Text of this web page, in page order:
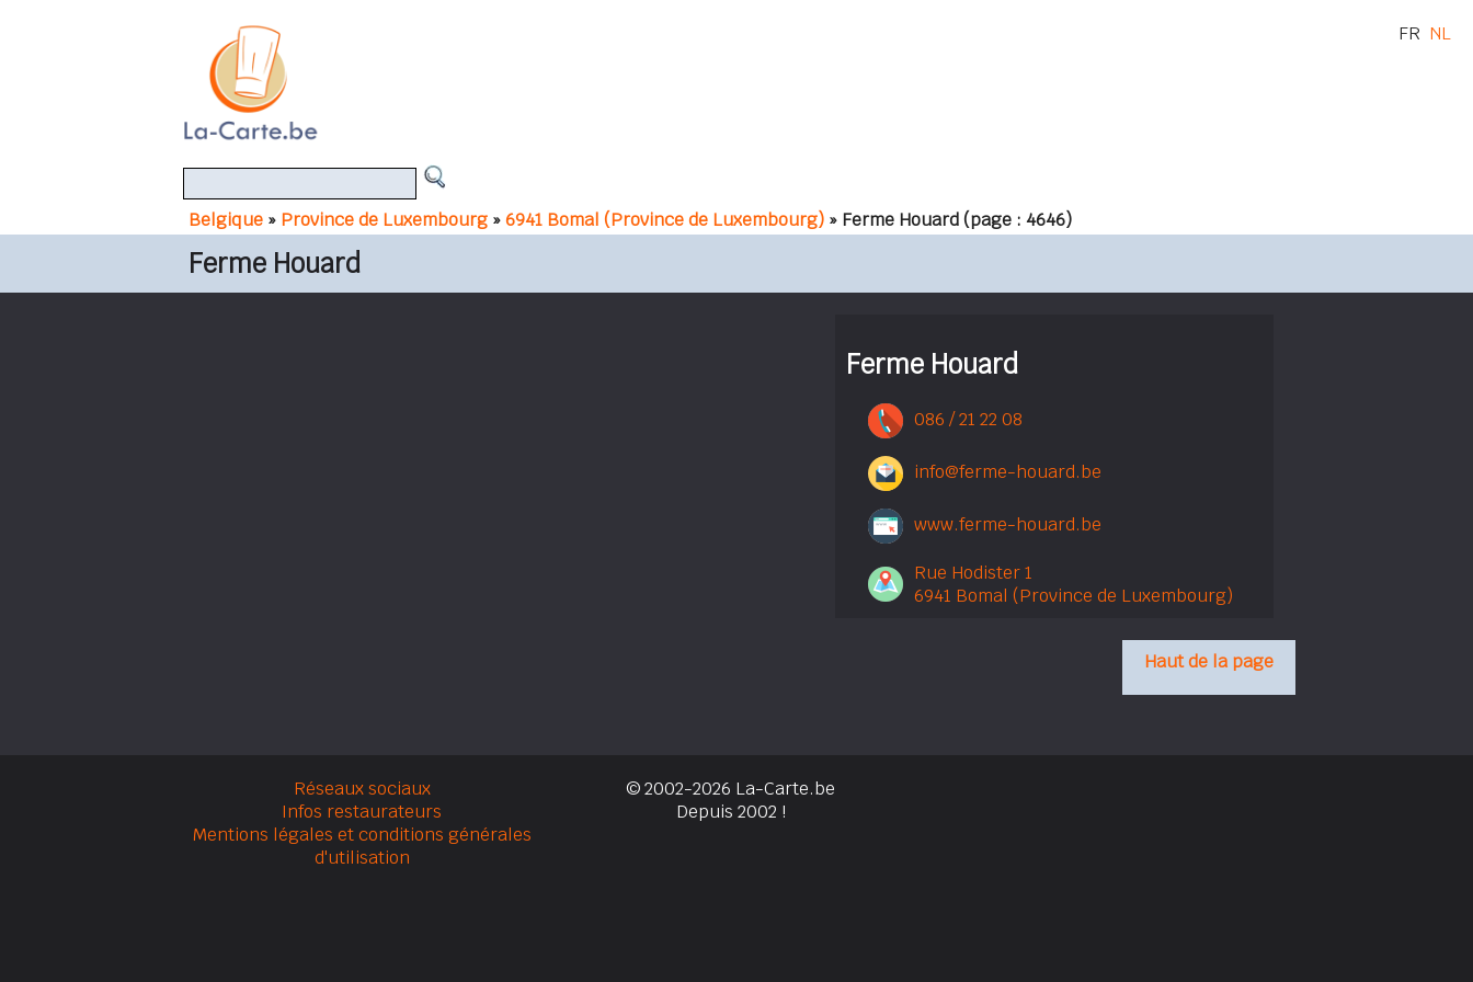
Belgique » Province de Luxembourg »6941 Bomal (Province de Luxembourg) » Ferme Houard(page : 4646)
FR NL
Ferme Houard
Ferme Houard
086 / 21 22 08
info@ferme-houard.be
www.ferme-houard.be
Rue Hodister 1
6941 Bomal (Province de Luxembourg)
Haut de la page
Réseaux sociaux
Infos restaurateurs
Mentions légales et conditions générales
d'utilisation
© 2002-2026 La-Carte.be
Depuis 2002 !